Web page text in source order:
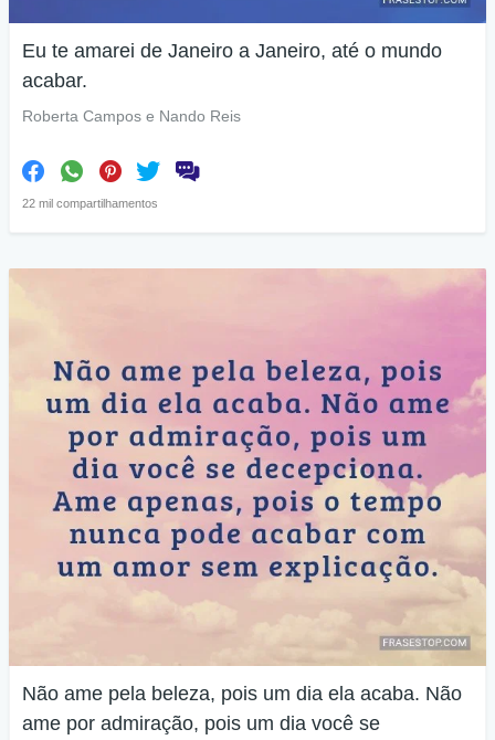
Eu te amarei de Janeiro a Janeiro, até o mundo
acabar.
Roberta Campos e Nando Reis
22 mil compartilhamentos
Não ame pela beleza, pois um dia ela acaba. Não
ame por admiração, pois um dia você se